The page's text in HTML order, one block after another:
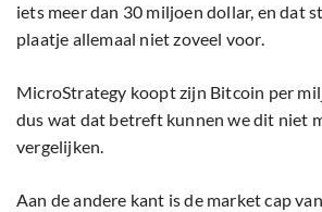
iets meer dan 30 miljoen dollar, en dat
plaatje allemaal niet zoveel voor.
MicroStrategy koopt zijn Bitcoin per
dus wat dat betreft kunnen we dit niet
vergelijken.
Aan de andere kant is de market cap